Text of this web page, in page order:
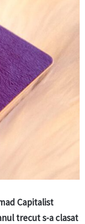
Capitalist
trecut s-a clasat